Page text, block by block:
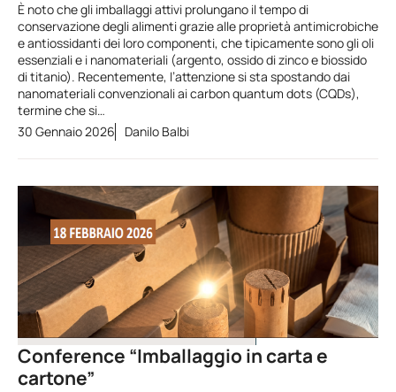
È noto che gli imballaggi attivi prolungano il tempo di
conservazione degli alimenti grazie alle proprietà antimicrobiche
e antiossidanti dei loro componenti, che tipicamente sono gli oli
essenziali e i nanomateriali (argento, ossido di zinco e biossido
di titanio). Recentemente, l’attenzione si sta spostando dai
nanomateriali convenzionali ai carbon quantum dots (CQDs),
termine che si…
30 Gennaio 2026
Danilo Balbi
Conference “Imballaggio in carta e
cartone”